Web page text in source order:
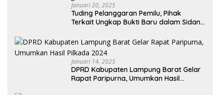
Januari 20, 2025
Tuding Pelanggaran Pemilu, Pihak
Terkait Ungkap Bukti Baru dalam Sidang
Januari 14, 2025
DPRD Kabupaten Lampung Barat Gelar
Rapat Paripurna, Umumkan Hasil